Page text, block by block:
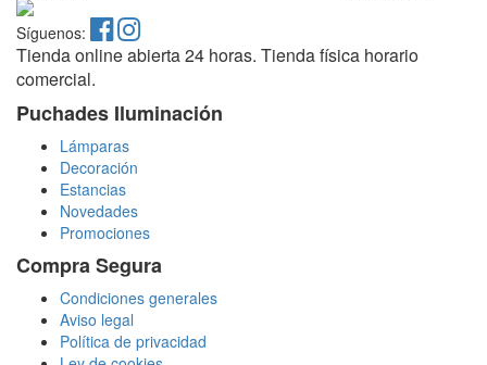
Síguenos:
Tienda online abierta 24 horas. Tienda física horario
comercial.
Puchades Iluminación
Lámparas
Decoración
Estancias
Novedades
Promociones
Compra Segura
Condiciones generales
Aviso legal
Política de privacidad